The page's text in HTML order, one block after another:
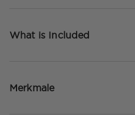
What is Included
Merkmale